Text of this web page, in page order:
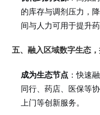
的库存与调剂压力，
间与人力可用于提升药
五、融入区域数字生态
成为生态节点 ：快速
同行、药店、医保等
上门等创新服务。